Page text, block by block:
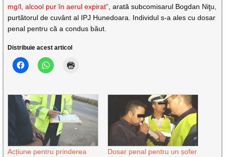
mg/l, alcool pur în aerul expirat” , arată subcomisarul Bogdan Niţu,
purtătorul de cuvânt al IPJ Hunedoara. Individul s-a ales cu dosar
penal pentru că a condus băut.
Distribuie acest articol
Acțiune pentru prinderea
Dosar penal pentru un șofer